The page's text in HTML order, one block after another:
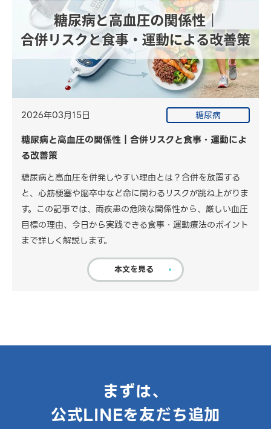
2026年03月15日 糖尿病
糖尿病と高血圧の関係性｜合併リスクと食事・運動によ
る改善策
糖尿病と高血圧を併発しやすい理由とは？合併を放置する
と、心筋梗塞や脳卒中など命に関わるリスクが跳ね上がりま
す。この記事では、両疾患の危険な関係性から、厳しい血圧
目標の理由、今日から実践できる食事・運動療法のポイント
まで詳しく解説します。
本文を見る
まずは、
公式LINEを友だち追加